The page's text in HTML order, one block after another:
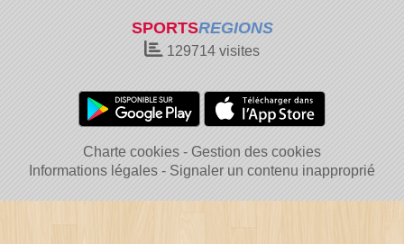
SPORTSREGIONS
129714 visites
Charte cookies
Gestion des cookies
Informations légales
Signaler un contenu inapproprié